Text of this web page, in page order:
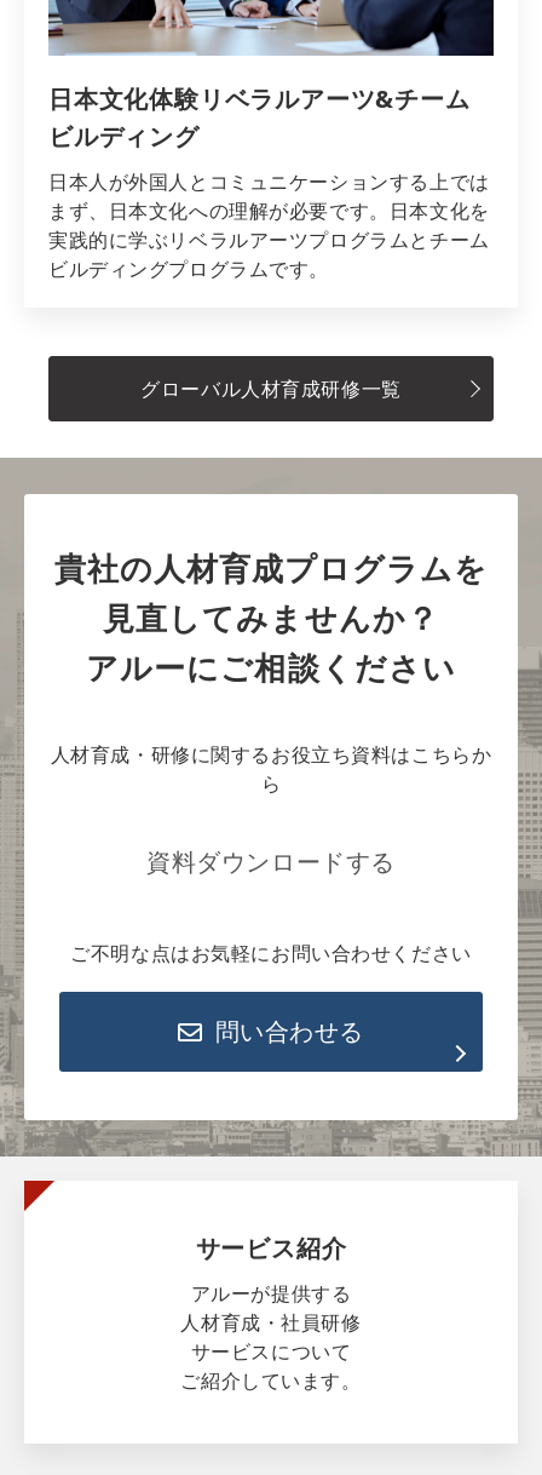
日本文化体験リベラルアーツ&チーム
ビルディング
日本人が外国人とコミュニケーションする上では
まず、日本文化への理解が必要です。日本文化を
実践的に学ぶリベラルアーツプログラムとチーム
ビルディングプログラムです。
グローバル人材育成研修一覧
貴社の人材育成プログラムを
見直してみませんか？
アルーにご相談ください
人材育成・研修に関するお役立ち資料はこちらか
ら
資料ダウンロードする
ご不明な点はお気軽にお問い合わせください
問い合わせる
サービス紹介
アルーが提供する
人材育成・社員研修
サービスについて
ご紹介しています。